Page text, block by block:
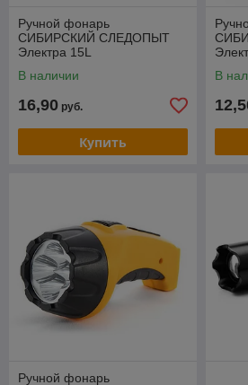
Ручной фонарь
СИБИРСКИЙ СЛЕДОПЫТ
Электра 15L
L58
В наличии
16,90 руб.
Купить
В
Ручной фонарь